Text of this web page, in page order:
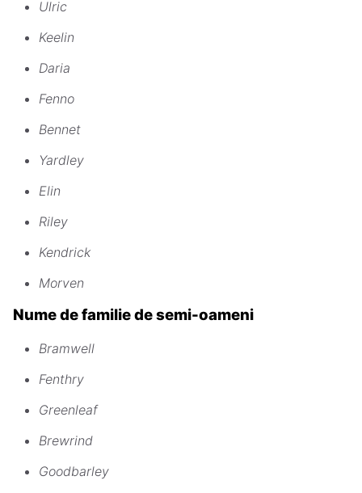
Ulric
Keelin
Daria
Fenno
Bennet
Yardley
Elin
Riley
Kendrick
Morven
Nume de familie de semi-oameni
Bramwell
Fenthry
Greenleaf
Brewrind
Goodbarley